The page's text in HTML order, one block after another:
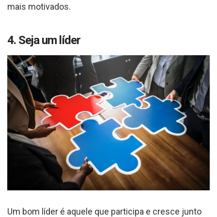
mais motivados.
4. Seja um líder
Um bom líder é aquele que participa e cresce junto